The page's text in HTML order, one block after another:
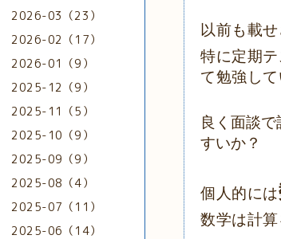
以前も載
特に定期
て勉強し
良く面談
すいか？
個人的には
数学は計算
2026-03（23）
2026-02（17）
2026-01（9）
2025-12（9）
2025-11（5）
2025-10（9）
2025-09（9）
2025-08（4）
2025-07（11）
2025-06（14）